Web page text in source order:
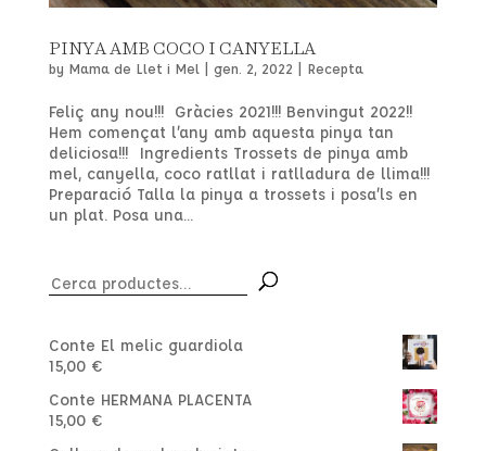
PINYA AMB COCO I CANYELLA
by Mama de Llet i Mel | gen. 2, 2022 | Recepta
Feliç any nou!!! Gràcies 2021!!! Benvingut 2022!!
Hem començat l’any amb aquesta pinya tan
deliciosa!!! Ingredients Trossets de pinya amb
mel, canyella, coco ratllat i ratlladura de llima!!!
Preparació Talla la pinya a trossets i posa’ls en
un plat. Posa una...
Cerca:
Conte El melic guardiola
15,00 €
Conte HERMANA PLACENTA
15,00 €